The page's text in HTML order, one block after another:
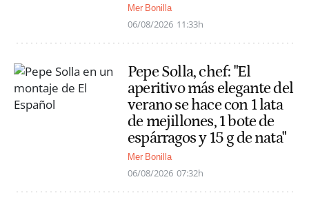
Mer Bonilla
06/08/2026 11:33h
Pepe Solla, chef: "El
aperitivo más elegante del
verano se hace con 1 lata
de mejillones, 1 bote de
espárragos y 15 g de nata"
Mer Bonilla
06/08/2026 07:32h